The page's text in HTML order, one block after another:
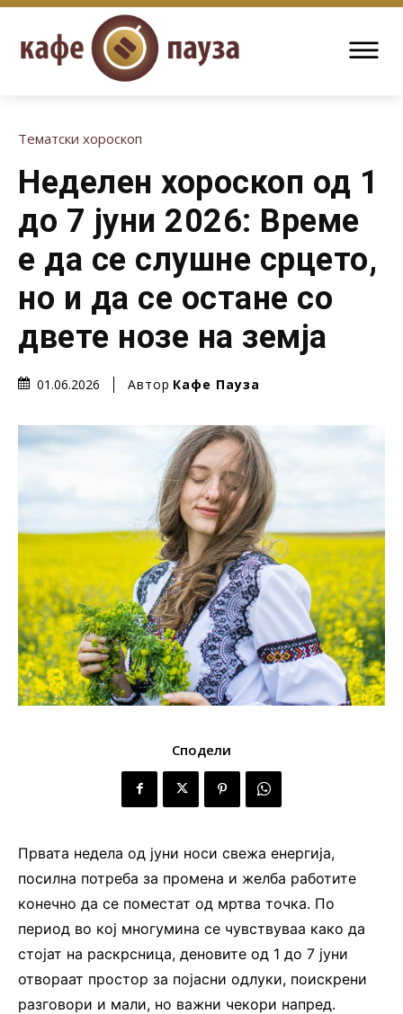
Тематски хороскоп
Неделен хороскоп од 1
до 7 јуни 2026: Време
е да се слушне срцето,
но и да се остане со
двете нозе на земја
01.06.2026 Автор Кафе Пауза
Сподели
Првата недела од јуни носи свежа енергија,
посилна потреба за промена и желба работите
конечно да се поместат од мртва точка. По
период во кој многумина се чувствуваа како да
стојат на раскрсница, деновите од 1 до 7 јуни
отвораат простор за појасни одлуки, поискрени
разговори и мали, но важни чекори напред.